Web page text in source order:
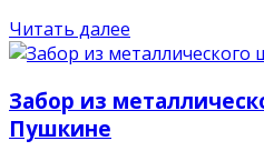
Читать далее
Забор из
Пушкине